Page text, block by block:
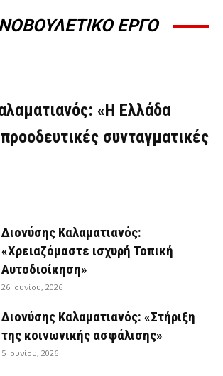
ΕΡΓΟ
«Η Ελλάδα
συνταγματικές
Διονύσης Καλαματιανός:
«Χρειαζόμαστε ισχυρή Τοπική
Αυτοδιοίκηση»
26 Ιουνίου, 2026
Διονύσης Καλαματιανός: «Στήριξη
της κοινωνικής ασφάλισης»
5 Ιουνίου, 2026